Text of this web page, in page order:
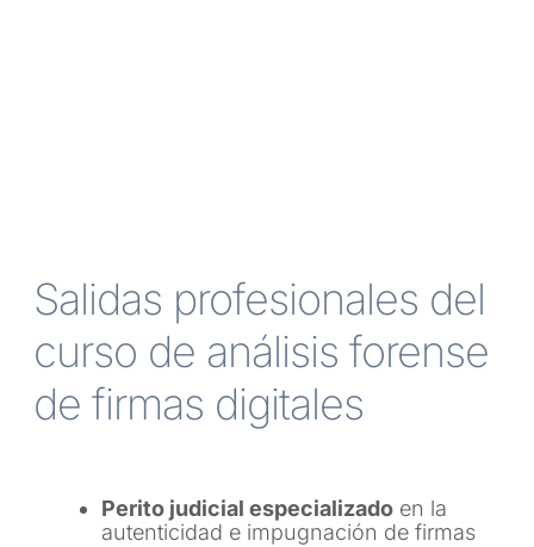
Salidas profesionales del
curso de análisis forense
de firmas digitales
Perito judicial especializado en la
autenticidad e impugnación de firmas